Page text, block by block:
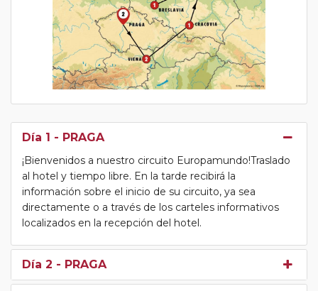
Día 1 - PRAGA
¡Bienvenidos a nuestro circuito Europamundo!Traslado
al hotel y tiempo libre. En la tarde recibirá la
información sobre el inicio de su circuito, ya sea
directamente o a través de los carteles informativos
localizados en la recepción del hotel.
Día 2 - PRAGA